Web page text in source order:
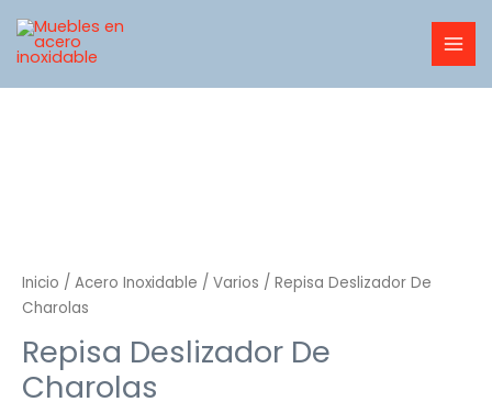
contenido
Inicio / Acero Inoxidable / Varios / Repisa Deslizador De
Charolas
Repisa Deslizador De
Charolas